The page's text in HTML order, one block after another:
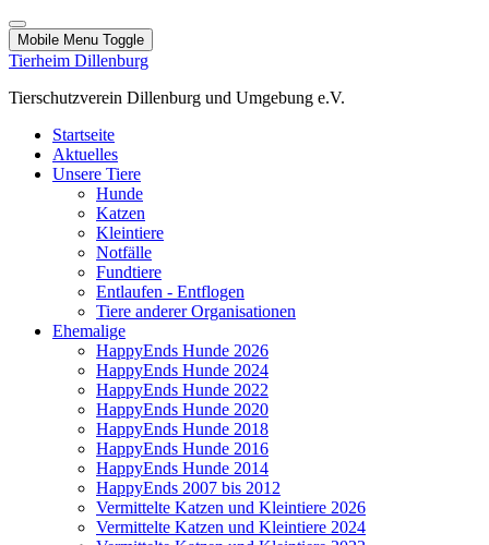
Mobile Menu Toggle
Tierheim Dillenburg
Tierschutzverein Dillenburg und Umgebung e.V.
Startseite
Aktuelles
Unsere Tiere
Hunde
Katzen
Kleintiere
Notfälle
Fundtiere
Entlaufen - Entflogen
Tiere anderer Organisationen
Ehemalige
HappyEnds Hunde 2026
HappyEnds Hunde 2024
HappyEnds Hunde 2022
HappyEnds Hunde 2020
HappyEnds Hunde 2018
HappyEnds Hunde 2016
HappyEnds Hunde 2014
HappyEnds 2007 bis 2012
Vermittelte Katzen und Kleintiere 2026
Vermittelte Katzen und Kleintiere 2024